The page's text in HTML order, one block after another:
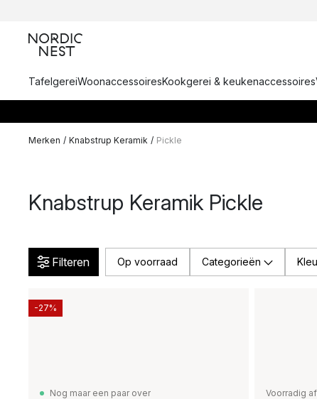
TafelgereiWoonaccessoiresKookgerei & keukenaccessoires
Merken / Knabstrup Keramik / Pickle
Knabstrup Keramik Pickle
Filteren Op voorraad Categorieën
Nog maar een paar over
-27%
Voorradig